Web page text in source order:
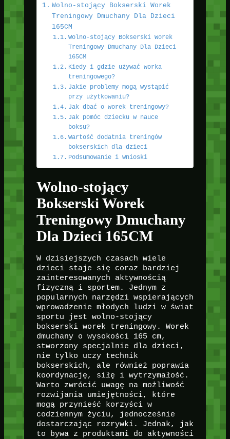
Wolno-stojący Bokserski Worek
Treningowy Dmuchany Dla Dzieci
165CM
Wolno-stojący Bokserski Worek
Treningowy Dmuchany Dla Dzieci
165CM
Kiedy i gdzie używać worka
treningowego?
Jakie problemy mogą wystąpić
przy użytkowaniu?
Jak dbać o worek treningowy?
Jak pomóc dziecku w nauce
boksu?
Wartość dodatnia treningów
bokserskich dla dzieci
Podsumowanie i wnioski
Wolno-stojący
Bokserski Worek
Treningowy Dmuchany
Dla Dzieci 165CM
W dzisiejszych czasach wiele
dzieci staje się coraz bardziej
zainteresowanych aktywnością
fizyczną i sportem. Jednym z
popularnych narzędzi wspierających
wprowadzenie młodych ludzi w świat
sportu jest wolno-stojący
bokserski worek treningowy. Worek
dmuchany o wysokości 165 cm,
stworzony specjalnie dla dzieci,
nie tylko uczy technik
bokserskich, ale również poprawia
koordynację, siłę i wytrzymałość.
Warto zwrócić uwagę na możliwość
rozwijania umiejętności, które
mogą przynieść korzyści w
codziennym życiu, jednocześnie
dostarczając rozrywki. Jednak, jak
to bywa z produktami do aktywności